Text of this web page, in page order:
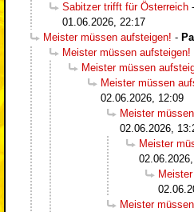
Sabitzer trifft für Österreich -
01.06.2026, 22:17
Meister müssen aufsteigen! -
Meister müssen aufsteigen!
Meister müssen
Meister müssen
02.06.2026, 12:09
Meister
02.06.2026,
Meister
Meister